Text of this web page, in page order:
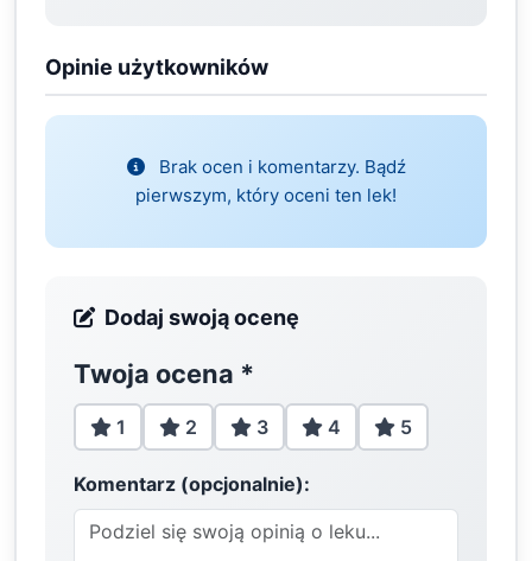
Opinie użytkowników
Brak ocen i komentarzy. Bądź
pierwszym, który oceni ten lek!
Dodaj swoją ocenę
Twoja ocena *
1 2 3 4 5
Komentarz (opcjonalnie):